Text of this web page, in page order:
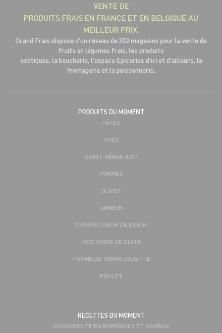
VENTE DE
PRODUITS FRAIS EN FRANCE ET EN BELGIQUE AU
MEILLEUR PRIX.
Grand Frais dispose d'un réseau de 352 magasins pour la vente de
fruits et légumes frais, les produits
exotiques, la boucherie, l'espace Epiceries d'ici et d'ailleurs, la
fromagerie et la poissonnerie.
PRODUITS DU MOMENT
PÂTES
THÉS
SAINT-VÉRAN AOP
POMMES
OLIVES
JAMBON
TOMATE COEUR DE BOEUF
MOUTARDE DE DIJON
POMME DE TERRE JULIETTE
POULET
RECETTES DU MOMENT
CHOUCROUTE EN BARIGOULE ET GAMBAS